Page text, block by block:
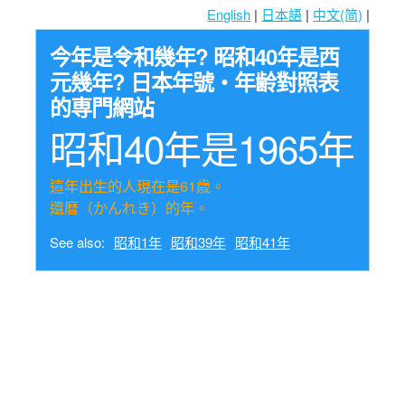
English | 日本語 | 中文(简) |
今年是令和幾年? 昭和40年是西
元幾年? 日本年號・年齢對照表
的専門網站
昭和40年是1965年
這年出生的人現在是61歳。
還暦（かんれき）的年。
See also: 昭和1年 昭和39年 昭和41年